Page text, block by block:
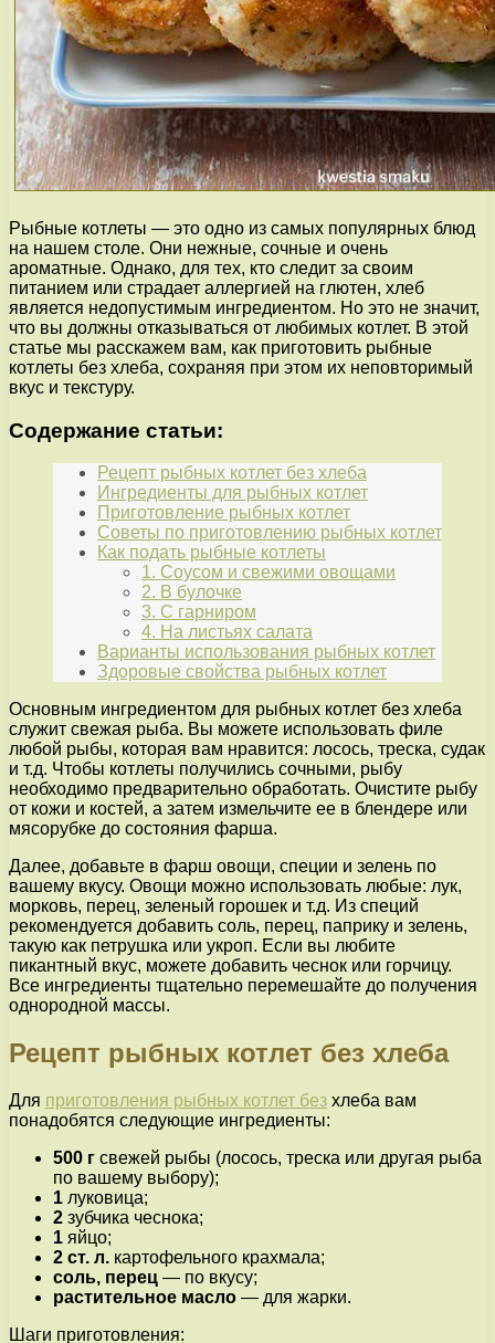
Рыбные котлеты — это одно из самых популярных блюд
на нашем столе. Они нежные, сочные и очень
ароматные. Однако, для тех, кто следит за своим
питанием или страдает аллергией на глютен, хлеб
является недопустимым ингредиентом. Но это не значит,
что вы должны отказываться от любимых котлет. В этой
статье мы расскажем вам, как приготовить рыбные
котлеты без хлеба, сохраняя при этом их неповторимый
вкус и текстуру.
Содержание статьи:
Рецепт рыбных котлет без хлеба
Ингредиенты для рыбных котлет
Приготовление рыбных котлет
Советы по приготовлению рыбных котлет
Как подать рыбные котлеты
1. Соусом и свежими овощами
2. В булочке
3. С гарниром
4. На листьях салата
Варианты использования рыбных котлет
Здоровые свойства рыбных котлет
Основным ингредиентом для рыбных котлет без хлеба
служит свежая рыба. Вы можете использовать филе
любой рыбы, которая вам нравится: лосось, треска, судак
и т.д. Чтобы котлеты получились сочными, рыбу
необходимо предварительно обработать. Очистите рыбу
от кожи и костей, а затем измельчите ее в блендере или
мясорубке до состояния фарша.
Далее, добавьте в фарш овощи, специи и зелень по
вашему вкусу. Овощи можно использовать любые: лук,
морковь, перец, зеленый горошек и т.д. Из специй
рекомендуется добавить соль, перец, паприку и зелень,
такую как петрушка или укроп. Если вы любите
пикантный вкус, можете добавить чеснок или горчицу.
Все ингредиенты тщательно перемешайте до получения
однородной массы.
Рецепт рыбных котлет без хлеба
Для приготовления рыбных котлет без хлеба вам
понадобятся следующие ингредиенты:
500 г свежей рыбы (лосось, треска или другая рыба
по вашему выбору);
1 луковица;
2 зубчика чеснока;
1 яйцо;
2 ст. л. картофельного крахмала;
соль, перец — по вкусу;
растительное масло — для жарки.
Шаги приготовления: